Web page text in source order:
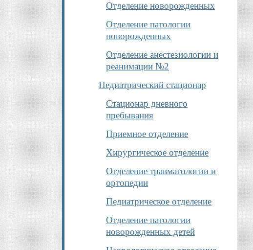
Отделение новорожденных
Отделение патологии
новорожденных
Отделение анестезиологии и
реанимации №2
Педиатрический стационар
Стационар дневного
пребывания
Приемное отделение
Хирургическое отделение
Отделение травматологии и
ортопедии
Педиатрическое отделение
Отделение патологии
новорожденных детей